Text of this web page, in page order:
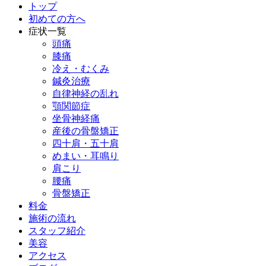
トップ
初めての方へ
症状一覧
頭痛
膝痛
冷え・むくみ
鍼灸治療
自律神経の乱れ
顎関節症
坐骨神経痛
産後の骨盤矯正
四十肩・五十肩
めまい・耳鳴り
肩こり
腰痛
骨盤矯正
料金
施術の流れ
スタッフ紹介
美容
アクセス